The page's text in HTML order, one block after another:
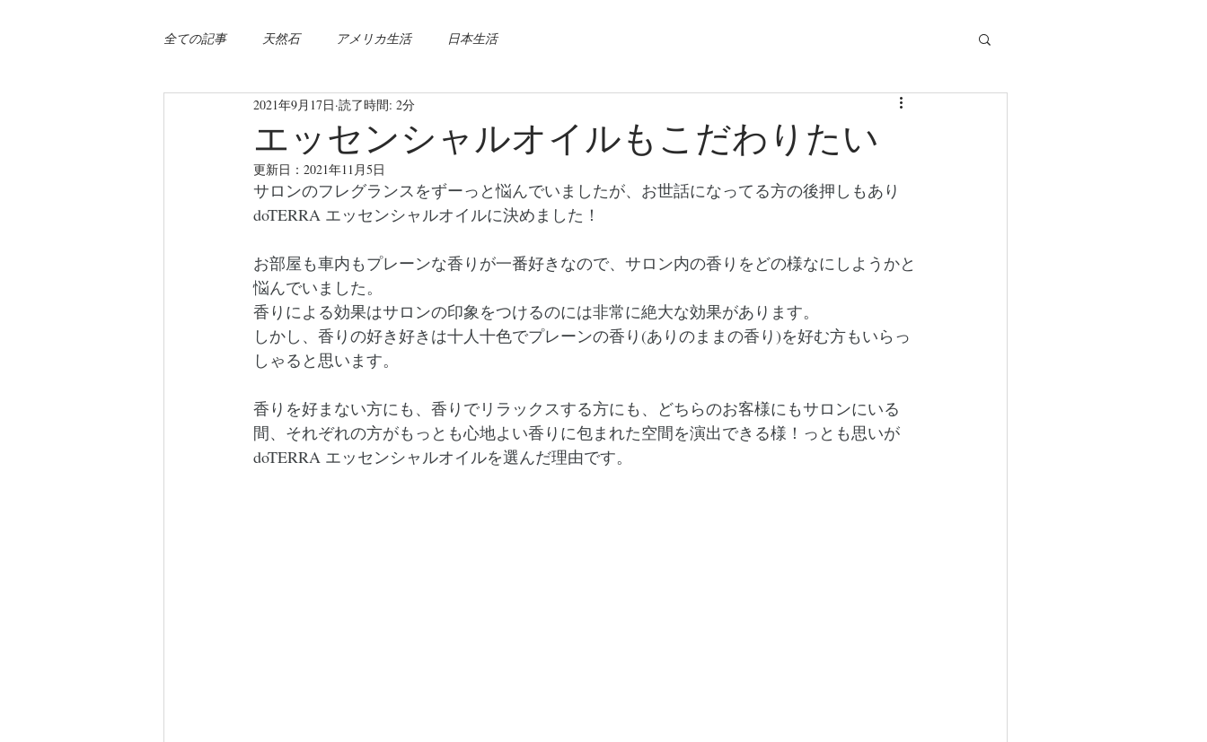
全ての記事 天然石 アメリカ生活 日本生活
エッセンシャルオイルもこだわりたい
2021年9月17日 読了時間: 2分
更新日： 2021年11月5日
サロンのフレグランスをずーっと悩んでいましたが、お世話になってる方の後押しもあり
doTERRA エッセンシャルオイルに決めました！
お部屋も車内もプレーンな香りが一番好きなので、サロン内の香りをどの様なにしようかと
悩んでいました。
香りによる効果はサロンの印象をつけるのには非常に絶大な効果があります。
しかし、香りの好き好きは十人十色でプレーンの香り(ありのままの香り)を好む方もいらっ
しゃると思います。
香りを好まない方にも、香りでリラックスする方にも、どちらのお客様にもサロンにいる
間、それぞれの方がもっとも心地よい香りに包まれた空間を演出できる様！っとも思いが
doTERRA エッセンシャルオイルを選んだ理由です。